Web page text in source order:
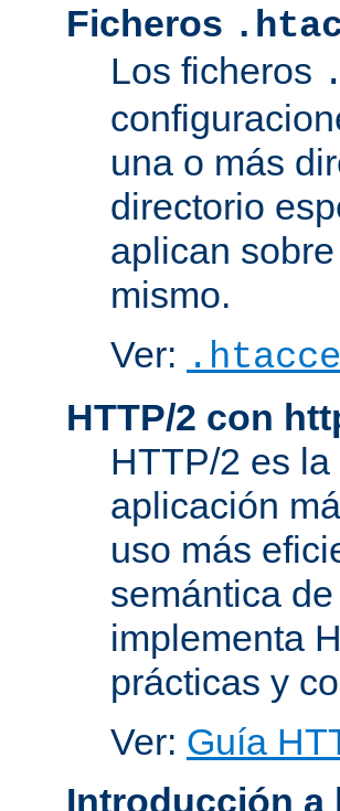
Ficheros
Los ficheros
una o más
directorio
aplican
mismo.
Ver:
HTTP/2 con
HTTP/2 es
aplicación
uso más
semántica
implementa
prácticas y
Ver: Guía
Introducción a